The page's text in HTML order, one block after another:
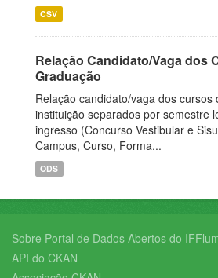
CSV
Relação Candidato/Vaga dos
Graduação
Relação candidato/vaga dos cursos
instituição separados por semestre
ingresso (Concurso Vestibular e
Campus, Curso, Forma...
ODS
Sobre Portal de Dados Abertos do
API do CKAN